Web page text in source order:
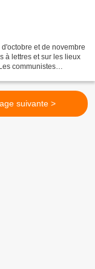
et de novembre
à lettres et sur les lieux
communistes
suivante >